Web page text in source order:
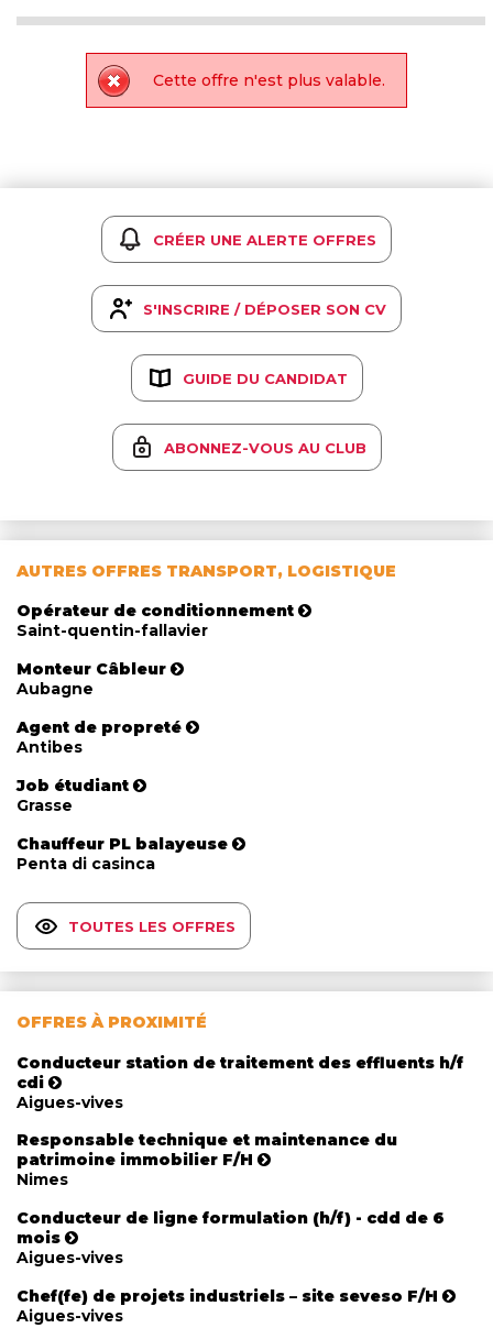
Cette offre n'est plus valable.
CRÉER UNE ALERTE OFFRES
S'INSCRIRE / DÉPOSER SON CV
GUIDE DU CANDIDAT
ABONNEZ-VOUS AU CLUB
AUTRES OFFRES TRANSPORT, LOGISTIQUE
Opérateur de conditionnement
Saint-quentin-fallavier
Monteur Câbleur
Aubagne
Agent de propreté
Antibes
Job étudiant
Grasse
Chauffeur PL balayeuse
Penta di casinca
TOUTES LES OFFRES
OFFRES À PROXIMITÉ
Conducteur station de traitement des effluents h/f
cdi
Aigues-vives
Responsable technique et maintenance du
patrimoine immobilier F/H
Nimes
Conducteur de ligne formulation (h/f) - cdd de 6
mois
Aigues-vives
Chef(fe) de projets industriels – site seveso F/H
Aigues-vives